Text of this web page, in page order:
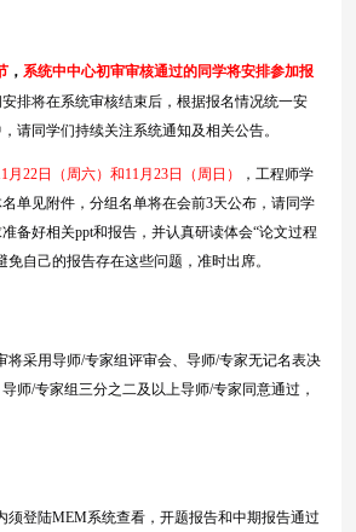
， 系统中中心初审审核通过的同学将安排参加报
安排将在系统审核结束后，根据报名情况统一安
请同学们持续关注系统通知及相关公告。
月22日（周六）和11月23日（周日）
，工程师学
单见附件，分组名单将在会前3天公布，请同学
备好相关ppt和报告，并认真研读体会“论文过程
免自己的报告存在这些问题，准时出席。
将采用导师/专家组评审会、导师/专家无记名表决
师/专家组三分之二及以上导师/专家同意通过，
须登陆MEM系统查看，开题报告和中期报告通过